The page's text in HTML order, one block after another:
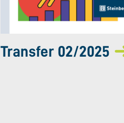
Transfer 02/2025